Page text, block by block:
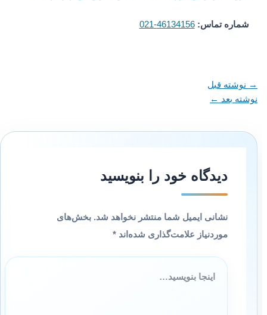
شماره تماس: 46134156-021
→نوشته قبل
نوشته بعد←
دیدگاه‌ خود را بنویسید
نشانی ایمیل شما منتشر نخواهد شد. بخش‌های
موردنیاز علامت‌گذاری شده‌اند*
اینجا
بنویسید…